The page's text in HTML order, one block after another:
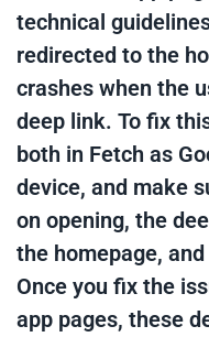
technical
redirected to the
crashes when the
deep link. To fix
both in Fetch as
device, and make
on opening, the
the homepage,
Once you fix the
app pages, these